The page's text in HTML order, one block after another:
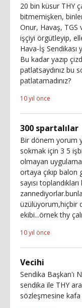
20 bin küsur THY
bitmemişken,
Onur, Havaş, TGS
işçiyi örgütleyip,
Hava-İş Sendikası
Bu kadar yazıp
patlatsaydınız bu
patlatamadınız?
10 yıl önce
300 spartalılar
Bir dönem yorum
sokmak için 3 5
olmayan
ortaya çıkıp balon
sayısı
üzülüyorum,hiçbir
ekibi...örnek thy
10 yıl önce
Vecihi
Sendika Başkan'ı
sendika ile THY
sözleşmesine